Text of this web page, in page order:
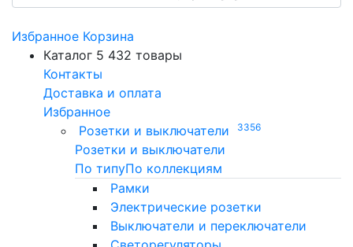
Избранное Корзина
Каталог 5 432 товары
Контакты
Доставка и оплата
Избранное
Розетки и выключатели
3356
Розетки и выключатели
По типуПо коллекциям
Рамки
Электрические розетки
Выключатели и переключатели